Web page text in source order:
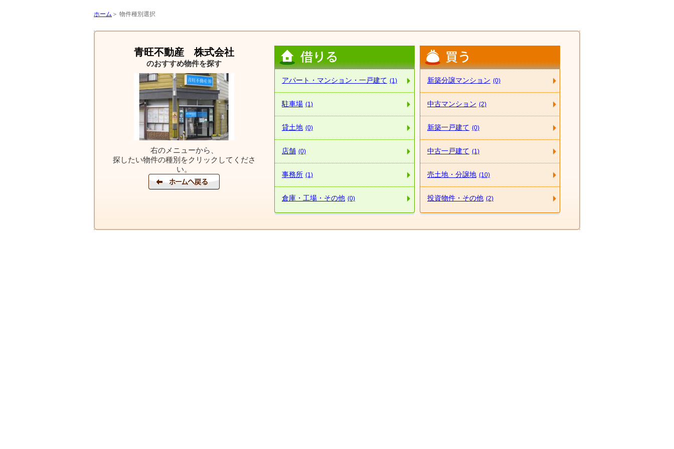
ホーム ＞ 物件種別選択
青旺不動産 株式会社
のおすすめ物件を探す
右のメニューから、
探したい物件の種別をクリックしてくださ
い。
アパート・マンション・一戸建て (1)
駐車場 (1)
貸土地 (0)
店舗 (0)
事務所 (1)
倉庫・工場・その他 (0)
新築分譲マンション (0)
中古マンション (2)
新築一戸建て (0)
中古一戸建て (1)
売土地・分譲地 (10)
投資物件・その他 (2)